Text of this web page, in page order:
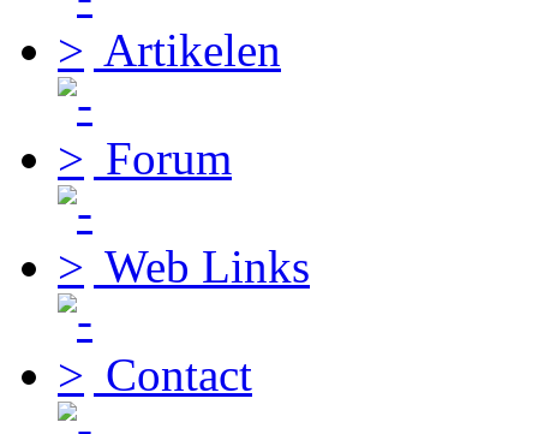
Artikelen
Forum
Web Links
Contact